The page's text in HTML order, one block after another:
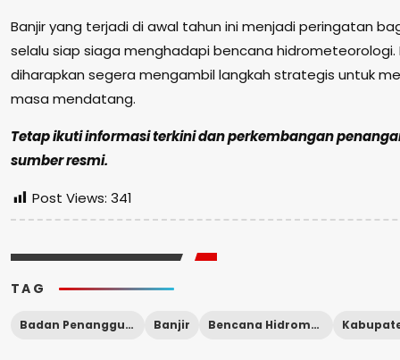
Banjir yang terjadi di awal tahun ini menjadi peringatan
selalu siap siaga menghadapi bencana
diharapkan segera mengambil langkah strategis untuk
masa mendatang.
Tetap ikuti informasi terkini dan perkembangan
sumber resmi.
Post Views: 341
TAG
Badan Penanggulangan Bencana Daerah (BPBD) Banjir Bencana Hidrometeorologi